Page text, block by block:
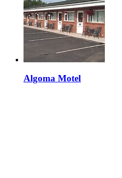
Algoma Motel